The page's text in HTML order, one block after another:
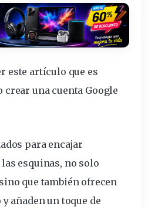
este artículo que es
crear una cuenta Google
para encajar
las esquinas, no solo
que también ofrecen
añaden un toque de